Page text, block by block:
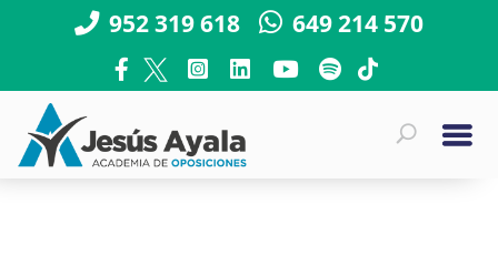
952 319 618 649 214 570